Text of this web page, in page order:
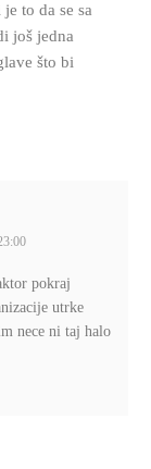
to da se sa
još jedna
što bi
pokraj
utrke
nece ni taj halo